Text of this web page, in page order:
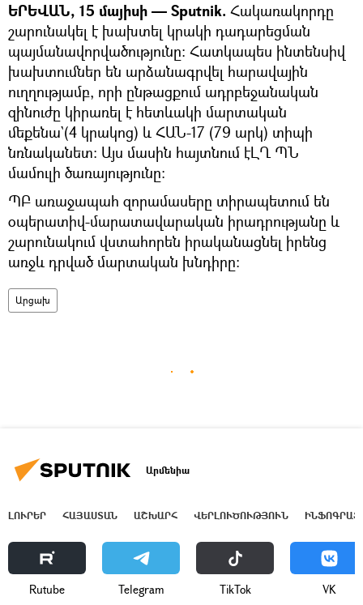
ԵՐԵՎԱՆ, 15 մայիսի — Sputnik. Հակառակորդը
շարունակել է խախտել կրակի դադարեցման
պայմանավորվածությունը: Հատկապես ինտենսիվ
խախտումներ են արձանագրվել հարավային
ուղղությամբ, որի ընթացքում ադրբեջանական
զինուժը կիրառել է հետևակի մարտական
մեքենա`(4 կրակոց) և ՀԱՆ-17 (79 արկ) տիպի
նռնականետ: Այս մասին հայտնում էԼՂ ՊՆ
մամուլի ծառայությունը:
ՊԲ առաջապահ զորամասերը տիրապետում են
օպերատիվ-մարատավարական իրադրությանը և
շարունակում վստահորեն իրականացնել իրենց
առջև դրված մարտական խնդիրը:
Արցախ
Արմենիա
ԼՈՒՐԵՐ ՀԱՅԱՍՏԱՆ ԱՇԽԱՐՀ ՎԵՐԼՈՒԾՈՒԹՅՈՒՆ
Rutube Telegram ТikТоk VK